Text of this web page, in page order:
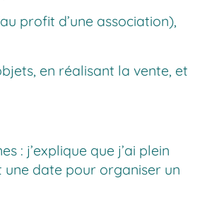
profit d’une association),
en réalisant la vente, et
: j’explique que j’ai plein
une date pour organiser un